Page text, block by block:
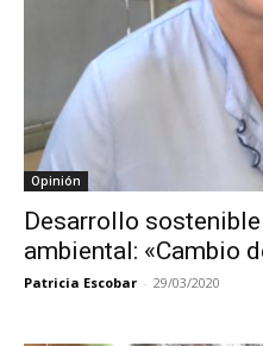
Opinión
Desarrollo
ambiental: «Cambio
Patricia Escobar - 29/03/2020